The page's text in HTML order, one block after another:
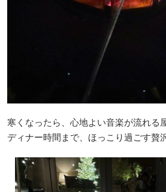
寒くなったら、心地よい音楽が流れる
ディナー時間まで、ほっこり過ごす贅